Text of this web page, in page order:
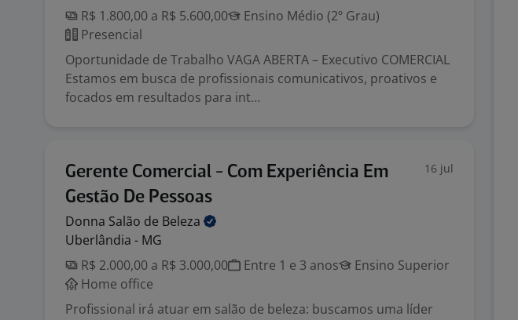
R$ 1.800,00 a R$ 5.600,00
Ensino Médio (2º Grau)
Presencial
Oportunidade de Trabalho VAGA ABERTA – Executivo COMERCIAL
Estamos em busca de profissionais comunicativos, proativos e
focados em resultados para int...
Gerente Comercial - Com Experiência Em
Gestão De Pessoas
16 jul
Donna Salão de Beleza
Uberlândia - MG
R$ 2.000,00 a R$ 3.000,00
Entre 1 e 3 anos
Ensino Superior
Home office
Profissional irá atuar em salão de beleza: buscamos uma líder